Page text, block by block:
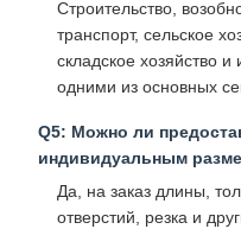
Строительство,
транспорт, сельское
складское хозяйство
одними из основных
Q5: Можно ли
индивидуальным
Да, на заказ длины,
отверстий, резка и